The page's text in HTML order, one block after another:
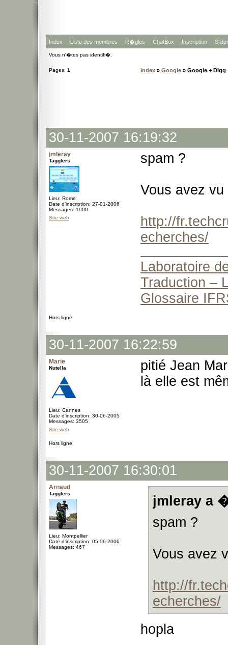
Index Liste des membres R�gles ChatBox Inscription
Vous n'�tes pas identifi�.
Pages: 1 Index » Google » Google + Digg
30-11-2007 16:19:32
jmleray
Tagglers
Lieu: Rome
Date d'inscription: 27-01-2006
Messages: 1000
Site web
spam ?
Vous avez vu
http://
echerches/
Laboratoire
Traduction –
Glossaire
Hors ligne
30-11-2007 16:22:59
Marie
Nutella
Lieu: Cannes
Date d'inscription: 30-06-2005
Messages: 3505
Site web
pitié Jean
là elle est
Hors ligne
30-11-2007 16:30:01
Arnaud
Tagglers
Lieu: Montpellier
Date d'inscription: 05-06-2006
Messages: 467
jmleray a
spam ?
Vous avez
http://
echerches/
hopla